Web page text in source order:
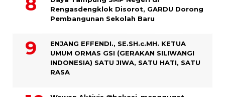
Rengasdengklok Disorot, GARDU Dorong
Pembangunan Sekolah Baru
ENJANG EFFENDI., SE.SH.c.MH. KETUA
UMUM ORMAS GSI (GERAKAN SILIWANGI
INDONESIA) SATU JIWA, SATU HATI, SATU
RASA